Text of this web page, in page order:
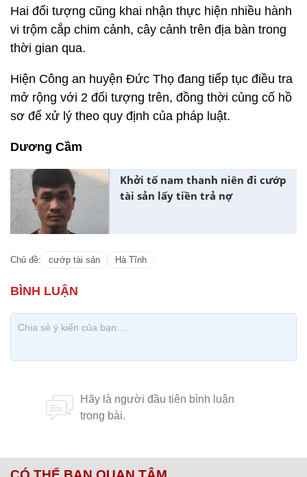
Hai đối tượng cũng khai nhận thực hiện nhiều hành
vi trộm cắp chim cảnh, cây cảnh trên địa bàn trong
thời gian qua.
Hiện Công an huyện Đức Thọ đang tiếp tục điều tra
mở rộng với 2 đối tượng trên, đồng thời củng cố hồ
sơ để xử lý theo quy định của pháp luật.
Dương Cầm
Khởi tố nam thanh niên đi cướp
tài sản lấy tiền trả nợ
Chủ đề: cướp tài sản Hà Tĩnh